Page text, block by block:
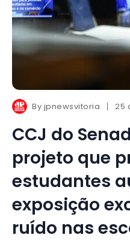
By jpnewsvitoria 25
CCJ do
projeto que
estudantes
exposição
ruído nas